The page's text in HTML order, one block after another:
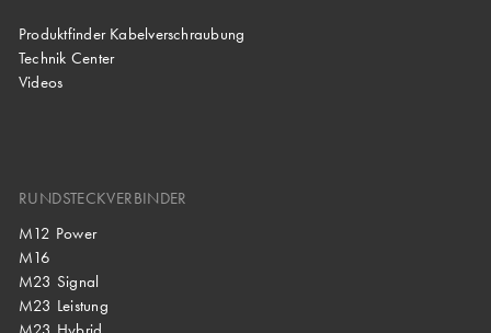
Produktfinder Kabelverschraubung
Technik Center
Videos
RUNDSTECKVERBINDER
M12 Power
M16
M23 Signal
M23 Leistung